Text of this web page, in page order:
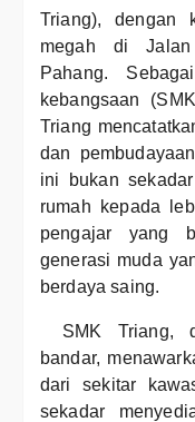
Triang), dengan
megah di Jalan
Pahang.
kebangsaan
Triang
dan
ini bukan
rumah kepada
pengajar yang
generasi muda
berdaya saing.
SMK Triang,
bandar,
dari sekitar
sekadar